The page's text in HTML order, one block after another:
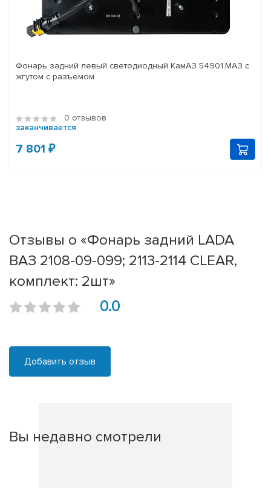
Фонарь задний левый светодиодный КамАЗ 54901,МАЗ с
жгутом с разъемом
0 отзывов
заканчивается
7 801 ₽
Отзывы о «Фонарь задний LADA
ВАЗ 2108-09-099; 2113-2114 CLEAR,
комплект: 2шт»
0.0
Добавить отзыв
Вы недавно смотрели